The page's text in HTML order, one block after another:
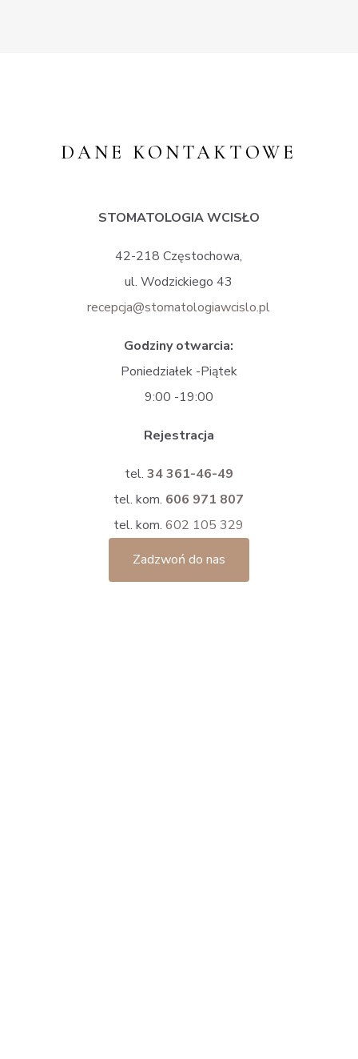
DANE KONTAKTOWE
STOMATOLOGIA WCISŁO
42-218Częstochowa,
ul. Wodzickiego 43
recepcja@stomatologiawcislo.pl
Godziny otwarcia:
Poniedziałek -Piątek
9:00 -19:00
Rejestracja
tel. 34 361-46-49
tel. kom. 606 971 807
tel. kom.602 105 329
Zadzwoń do nas